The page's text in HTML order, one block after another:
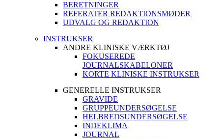
BERETNINGER
REFERATER REDAKTIONSMØDER
UDVALG OG REDAKTION
INSTRUKSER
ANDRE KLINISKE VÆRKTØJ
FOKUSEREDE
JOURNALSKABELONER
KORTE KLINISKE INSTRUKSER
GENERELLE INSTRUKSER
GRAVIDE
GRUPPEUNDERSØGELSE
HELBREDSUNDERSØGELSE
INDEKLIMA
JOURNAL